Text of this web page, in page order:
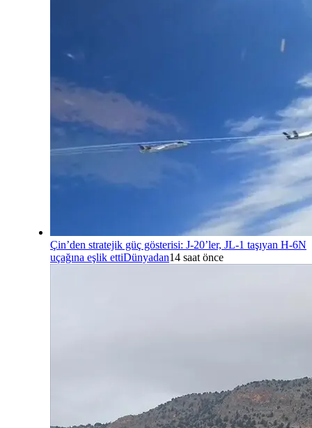
Çin’den stratejik güç gösterisi: J-20’ler, JL-1 taşıyan H-6N
uçağına eşlik ettiDünyadan14 saat önce